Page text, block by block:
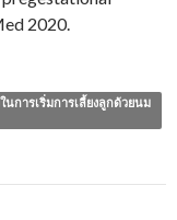
2020.
การเริ่มการเลี้ยงลูกด้วยนม